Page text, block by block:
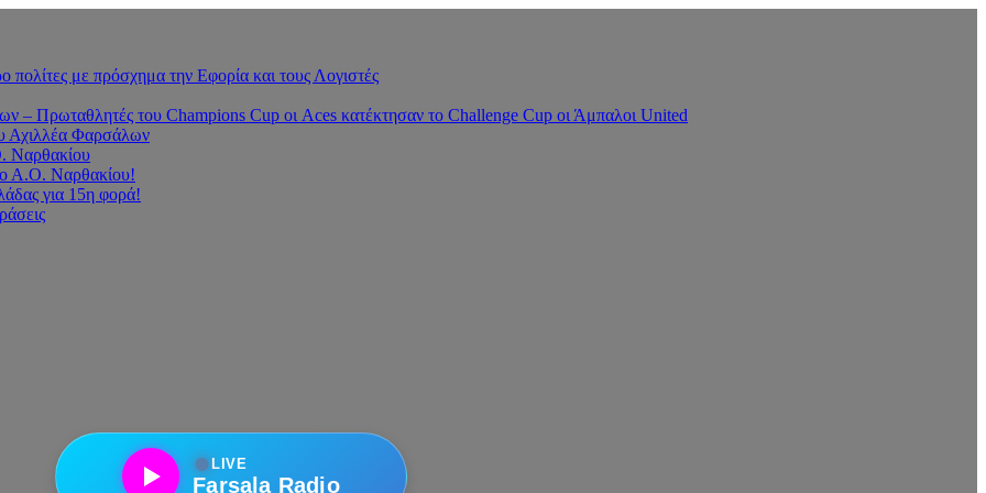
με πρόσχημα την Εφορία και τους Λογιστές
Πρωταθλητές του Champions Cup οι Aces κατέκτησαν το Challenge Cup οι Άμπαλοι United
Αχιλλέα Φαρσάλων
Ναρθακίου
ο Α.Ο. Ναρθακίου!
για 15η φορά!
●LIVE
Farsala Radio